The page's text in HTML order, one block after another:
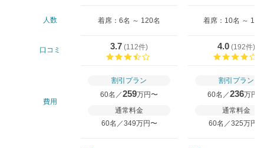
人数 着席：6名 ～ 120名 着席：10名 ～ 110
口コミ 3.7 (112件)
4.0 (192件)
費用
割引プラン
60名／259万円〜
通常料金
60名／349万円〜
割引プラン
60名／236万円
通常料金
60名／325万円〜